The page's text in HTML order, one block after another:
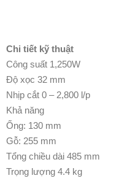
Chi tiết kỹ thuật
Công suất 1,250W
Độ xọc 32 mm
Nhịp cắt 0 – 2,800 l/p
Khả năng
Ống: 130 mm
Gỗ: 255 mm
Tổng chiều dài 485 mm
Trọng lượng 4.4 kg